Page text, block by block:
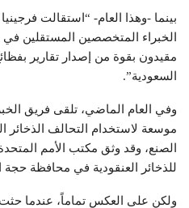
بينما -وهذا العام- “استقالت
الخبراء المتخصصين المستقلين
مقيدون بقوة من إصدار تقارير
السعودية”.
وفي العام الماضي، تلقى فريق
موسعة لاستخدام التحالف الذخائر
الصنع، وقد وثق مكتب الأمم
للذخائر العنقودية في محافظة حجة
ولكن على العكس تماماً، عندما حثت